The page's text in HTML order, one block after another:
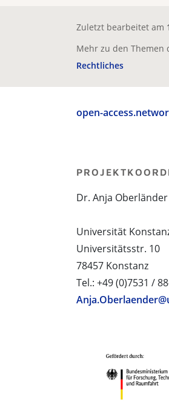
Zuletzt bearbeitet am
Mehr zu den Themen
Rechtliches
open-
Dr. Anja Oberländer
Universität
Universitätsstr. 10
78457 Konstanz
Tel.: +49 (0)7531 /